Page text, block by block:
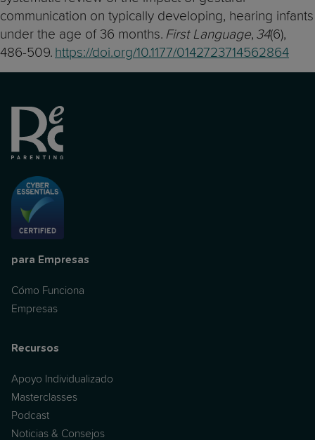
communication on typically developing, hearing infants
under the age of 36 months. First Language, 34(6),
486-509. https://doi.org/10.1177/0142723714562864
para Empresas
Cómo Funciona
Empresas
Recursos
Apoyo Individualizado
Masterclasses
Podcast
Noticias & Consejos